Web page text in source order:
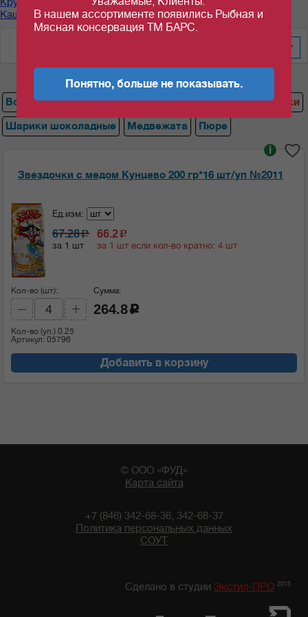
Каши, кисель,хлопья "Кунцево " / Звездочки
Все Овсяные хлопья Хлопья кукурузные
Звездочки
Шарики шоколадные
Медвежата Пюре
Звездочки с медом Кунцево 200 гр*16 шт/уп №2011
i
Ед.изм:
67.28c
за 1 шт
66.2 c
за 1 шт если кол-во кратно: 4 шт
Кол-во (шт):
Кол-во (уп.) 0.25
Артикул: 05796
Сумма:
264.8 c
Добавить в корзину
© ООО «ФУД»
Карта сайта
+7 (846) 342-68-36, 342-68-37
Политика персональных данных
СОУТ
Сделано в студии Экстил-ПРО 2015
В нашем ассортименте появились Рыбная и
Мясная консервация ТМ БАРС.
Понятно, больше не показывать.